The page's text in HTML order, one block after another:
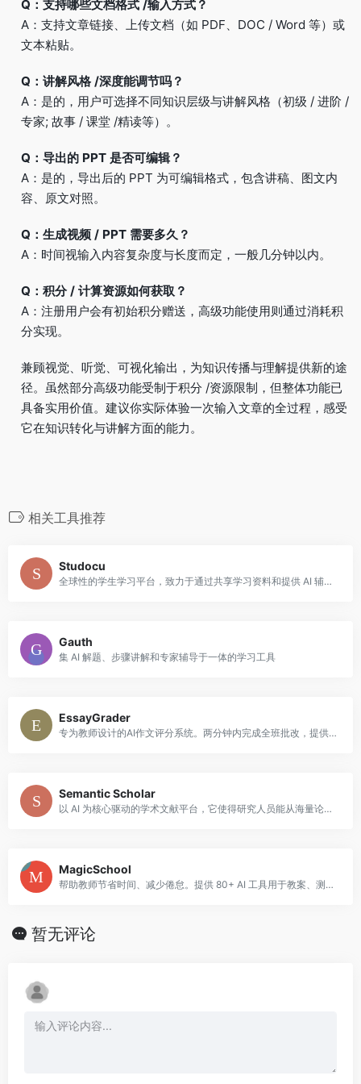
Q：支持哪些文档格式 /输入方式？
A：支持文章链接、上传文档（如 PDF、DOC / Word 等）或
文本粘贴。
Q：讲解风格 /深度能调节吗？
A：是的，用户可选择不同知识层级与讲解风格（初级 / 进阶 /
专家; 故事 / 课堂 /精读等）。
Q：导出的 PPT 是否可编辑？
A：是的，导出后的 PPT 为可编辑格式，包含讲稿、图文内
容、原文对照。
Q：生成视频 / PPT 需要多久？
A：时间视输入内容复杂度与长度而定，一般几分钟以内。
Q：积分 / 计算资源如何获取？
A：注册用户会有初始积分赠送，高级功能使用则通过消耗积
分实现。
兼顾视觉、听觉、可视化输出，为知识传播与理解提供新的途
径。虽然部分高级功能受制于积分 /资源限制，但整体功能已
具备实用价值。建议你实际体验一次输入文章的全过程，感受
它在知识转化与讲解方面的能力。
相关工具推荐
Studocu
全球性的学生学习平台，致力于通过共享学习资料和提供 AI 辅助工具，帮助学生提升学习效率和学术表现。
Gauth
集 AI 解题、步骤讲解和专家辅导于一体的学习工具
EssayGrader
专为教师设计的AI作文评分系统。两分钟内完成全班批改，提供详细反馈报告。
Semantic Scholar
以 AI 为核心驱动的学术文献平台，它使得研究人员能从海量论文中快速捕捉关键内容、发现研究联系、提升阅读效率。
MagicSchool
帮助教师节省时间、减少倦怠。提供 80+ AI 工具用于教案、测验、IEP 编写和差异化教学。
暂无评论